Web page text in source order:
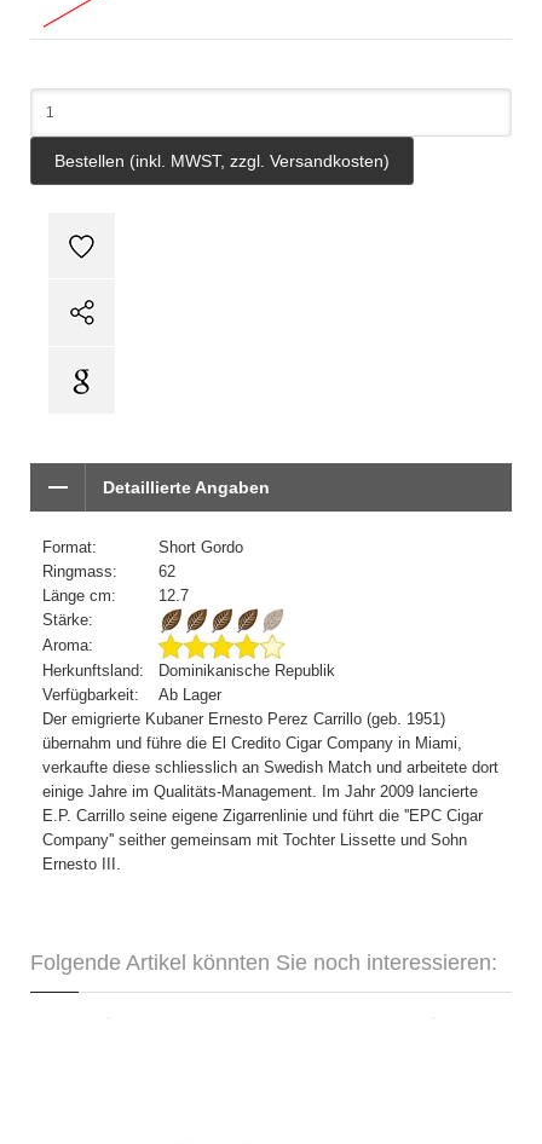
Detaillierte Angaben
Format:
Short Gordo
Ringmass:
62
Länge cm:
12.7
Stärke:
Aroma:
Herkunftsland:
Dominikanische Republik
Verfügbarkeit:
Ab Lager
Der emigrierte Kubaner Ernesto Perez Carrillo (geb. 1951)
übernahm und führe die El Credito Cigar Company in Miami,
verkaufte diese schliesslich an Swedish Match und arbeitete dort
einige Jahre im Qualitäts-Management. Im Jahr 2009 lancierte
E.P. Carrillo seine eigene Zigarrenlinie und führt die ''EPC Cigar
Company'' seither gemeinsam mit Tochter Lissette und Sohn
Ernesto III.
Folgende Artikel könnten Sie noch interessieren: